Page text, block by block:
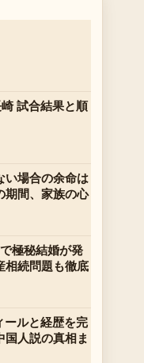
試合結果と順
い場合の余命は
期間、家族の心
極秘結婚が発
相続問題も徹底
ルと経歴を完
人説の真相ま